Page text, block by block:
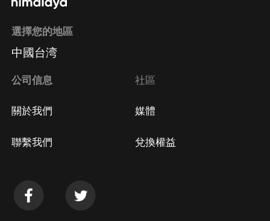
選擇您的地區
中國台湾
公司信息
關於我們
聯繫我們
社區
媒體
兌換權益